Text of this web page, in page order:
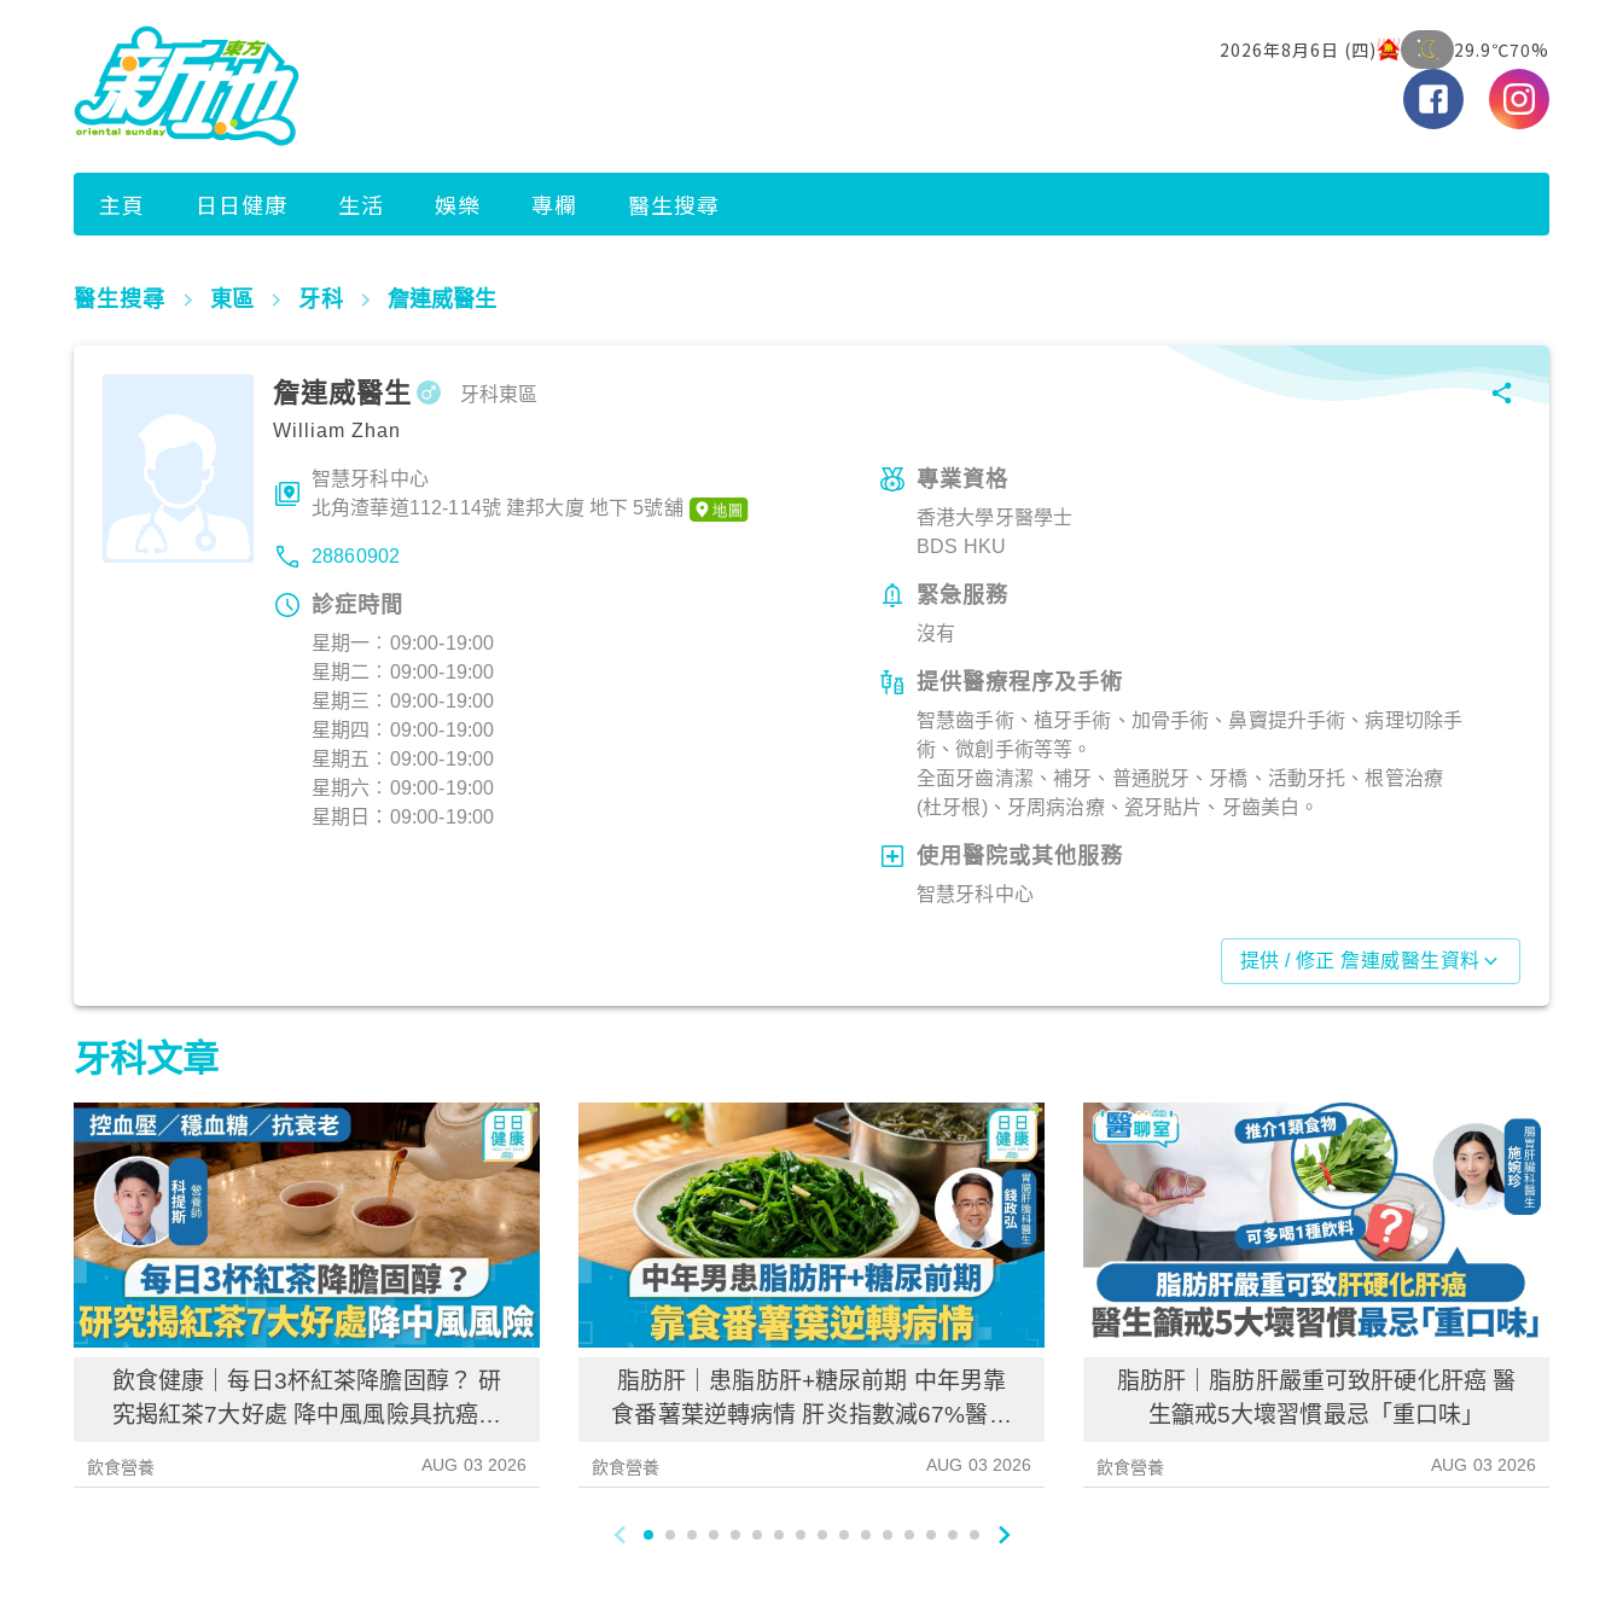
醫生搜尋 東區 牙科 詹連威醫生
詹連威醫生
William Zhan
牙科東區
智慧牙科中心
北角渣華道112-114號 建邦大廈 地下 5號舖
28860902
診症時間
星期一︰09:00-19:00
星期二︰09:00-19:00
星期三︰09:00-19:00
星期四︰09:00-19:00
星期五︰09:00-19:00
星期六︰09:00-19:00
星期日：09:00-19:00
專業資格
香港大學牙醫學士
BDS HKU
緊急服務
沒有
提供醫療程序及手術
智慧齒手術、植牙手術、加骨手術、鼻竇提升手術、病理切除手
術、微創手術等等。
全面牙齒清潔、補牙、普通脱牙、牙橋、活動牙托、根管治療
(杜牙根)、牙周病治療、瓷牙貼片、牙齒美白。
使用醫院或其他服務
智慧牙科中心
提供 / 修正 詹連威醫生資料
牙科文章
飲食健康｜每日3杯紅茶降膽固醇？ 研
究揭紅茶7大好處 降中風風險具抗癌潛
飲食營養 AUG 03 2026
脂肪肝｜患脂肪肝+糖尿前期 中年男靠
食番薯葉逆轉病情 肝炎指數減67%醫生
飲食營養 AUG 03 2026
脂肪肝｜脂肪肝嚴重可致肝硬化肝癌 醫
生籲戒5大壞習慣最忌「重口味」
飲食營養 AUG 03 2026